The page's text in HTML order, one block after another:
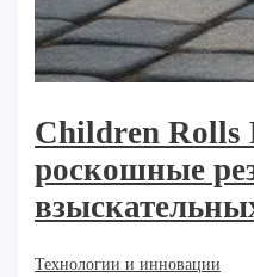
Children Rolls
роскошные
Технологии и инновации